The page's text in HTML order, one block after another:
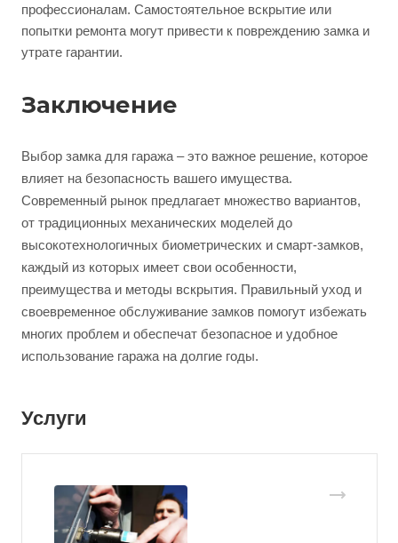
профессионалам. Самостоятельное вскрытие или
попытки ремонта могут привести к повреждению замка и
утрате гарантии.
Заключение
Выбор замка для гаража – это важное решение, которое
влияет на безопасность вашего имущества.
Современный рынок предлагает множество вариантов,
от традиционных механических моделей до
высокотехнологичных биометрических и смарт-замков,
каждый из которых имеет свои особенности,
преимущества и методы вскрытия. Правильный уход и
своевременное обслуживание замков помогут избежать
многих проблем и обеспечат безопасное и удобное
использование гаража на долгие годы.
Услуги